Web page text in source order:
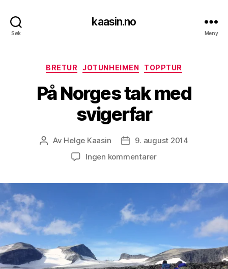
Søk
kaasin.no
Meny
Kategorier
BRETUR JOTUNHEIMEN TOPPTUR
På Norges tak med
svigerfar
Innleggsforfatter
Av Helge Kaasin Publiseringsdato
9. august 2014
Ingen kommentarertil
svigerfar